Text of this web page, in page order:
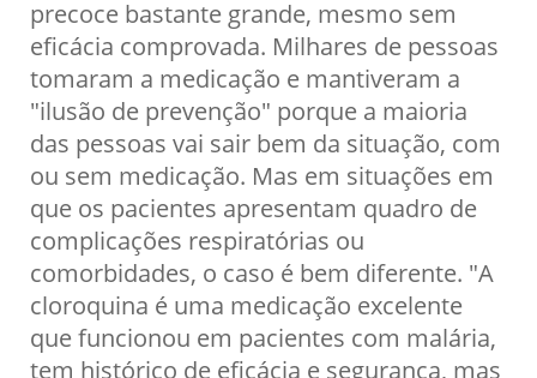
precoce bastante grande, mesmo sem
eficácia comprovada. Milhares de pessoas
tomaram a medicação e mantiveram a
"ilusão de prevenção" porque a maioria
das pessoas vai sair bem da situação, com
ou sem medicação. Mas em situações em
que os pacientes apresentam quadro de
complicações respiratórias ou
comorbidades, o caso é bem diferente. "A
cloroquina é uma medicação excelente
que funcionou em pacientes com malária,
tem histórico de eficácia e segurança, mas